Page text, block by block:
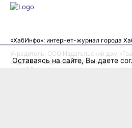
«ХабИнфо»: интернет-журнал города
Учредитель: ООО Издательский дом
редактор - Сорокина Наталья Д.
E-mail: habinfo.ru@yandex.ru
; тел. 8
cookies, которые применяются